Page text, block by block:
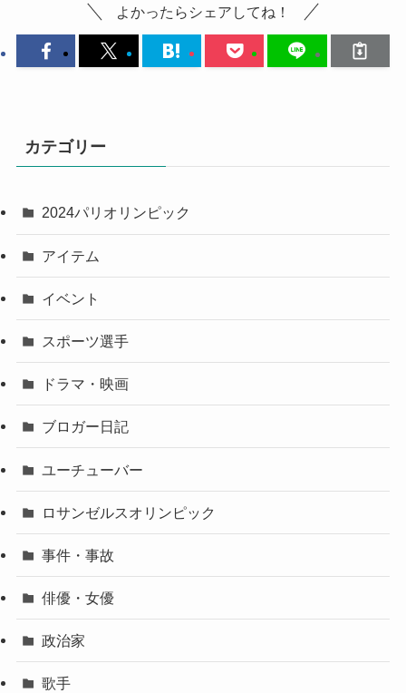
よかったらシェアしてね！
カテゴリー
2024パリオリンピック
アイテム
イベント
スポーツ選手
ドラマ・映画
ブロガー日記
ユーチューバー
ロサンゼルスオリンピック
事件・事故
俳優・女優
政治家
歌手